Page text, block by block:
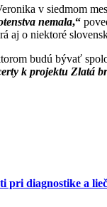
v siedmom
nemala,“
o niektoré
budú bývať
k projektu Zlatá
pri diagnostike a